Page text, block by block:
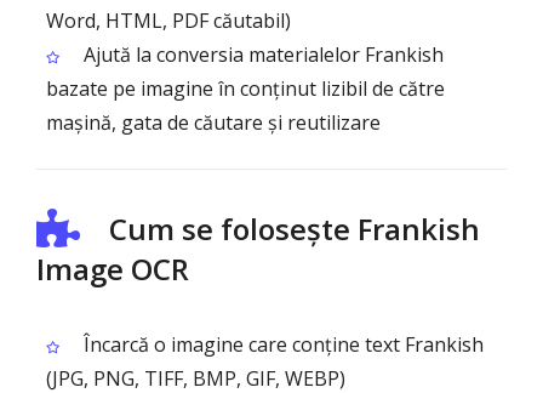
Word, HTML, PDF căutabil)
Ajută la conversia materialelor Frankish
bazate pe imagine în conținut lizibil de către
mașină, gata de căutare și reutilizare
Cum se folosește Frankish
Image OCR
Încarcă o imagine care conține text Frankish
(JPG, PNG, TIFF, BMP, GIF, WEBP)